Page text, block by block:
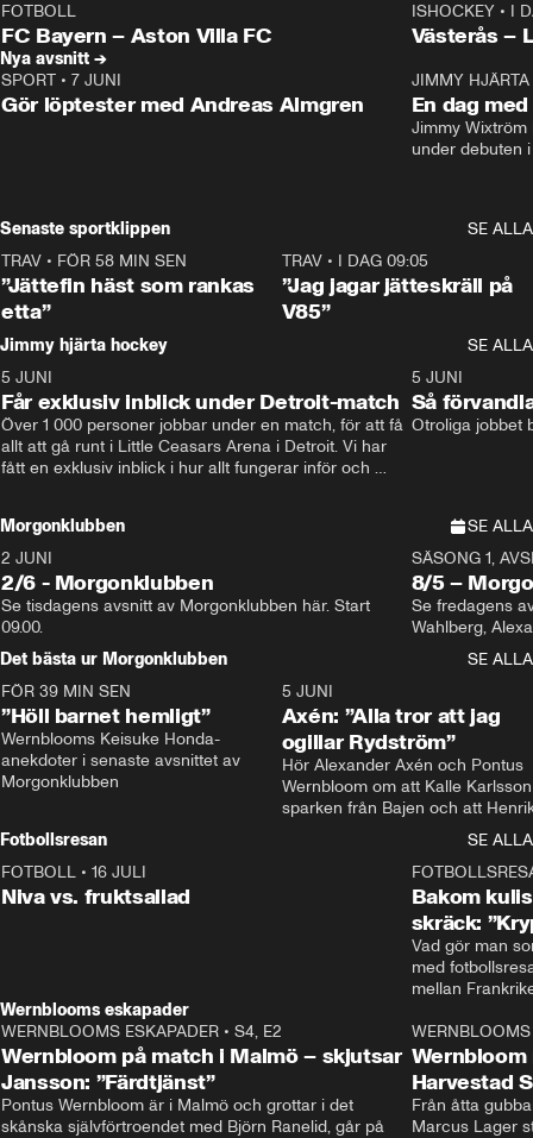
Plus
FOTBOLL
FC Bayern – Aston Villa FC
Plus
ISHOCKEY• I
Västerås –
Nya avsnitt →
SPORT • 7 JUNI
Gör löptester med Andreas Almgren
JIMMY
En dag
Jimmy
under debuten
Senaste sportklippen
SE ALLA
TRAV • FÖR 58 MIN SEN
”Jättefin häst som rankas
etta”
TRAV• I DAG 09:05
”Jag jagar jätteskräll på
V85”
Jimmy hjärta hockey
SE ALLA
5 JUNI
Får exklusiv inblick under Detroit-match
Över 1 000 personer jobbar under en match, för att få
allt att gå runt i Little Ceasars Arena i Detroit. Vi har
fått en exklusiv inblick i hur allt fungerar inför och
5 JUNI
Så
Otroliga jobbet
Morgonklubben
SE ALLA
2 JUNI
2/6 - Morgonklubben
Se tisdagens avsnitt av Morgonklubben här. Start
SÄSONG 1,
8/5 –
Se fredagens
Det bästa ur Morgonklubben
SE ALLA
FÖR 39 MIN SEN
”Höll barnet hemligt”
Wernblooms Keisuke Honda-
anekdoter i senaste avsnittet av
Morgonklubben
5 JUNI
Axén: ”Alla tror att jag
ogillar Rydström”
Hör Alexander Axén och Pontus
Wernbloom om att Kalle
sparken från Bajen och att
Fotbollsresan
SE ALLA
FOTBOLL • 16 JULI
Niva vs. fruktsallad
Bakom
skräck:
Vad gör man
med
Wernblooms eskapader
WERNBLOOMS ESKAPADER • S4, E2
Wernbloom på match i Malmö – skjutsar
Jansson: ”Färdtjänst”
Pontus Wernbloom är i Malmö och grottar i det
skånska självförtroendet med Björn Ranelid, går på
Harvestad
Från åtta
Marcus Lager